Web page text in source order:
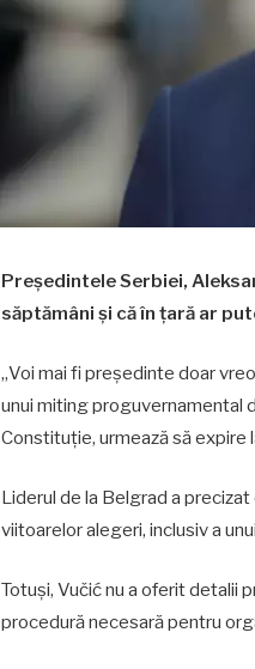
Președintele Serbiei,
săptămâni și că în țară ar
„Voi mai fi președinte doar
unui miting proguvernamental
Constituție, urmează să expire
Liderul de la Belgrad a
viitoarelor alegeri, inclusiv a
Totuși, Vučić nu a oferit detalii
procedură necesară pentru